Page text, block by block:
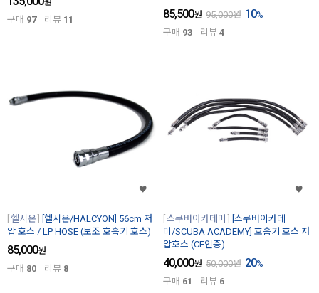
구매 97 리뷰 11 85,500원 95,000원 10%
구매 93 리뷰 4
헬시온
[헬시온/HALCYON] 56cm 저
압 호스 / LP HOSE (보조 호흡기 호스)
85,000원
구매 80 리뷰 8
스쿠버아카데미
[스쿠버아카데
미/SCUBA ACADEMY] 호흡기 호스 저
압호스 (CE인증)
40,000원 50,000원 20%
구매 61 리뷰 6